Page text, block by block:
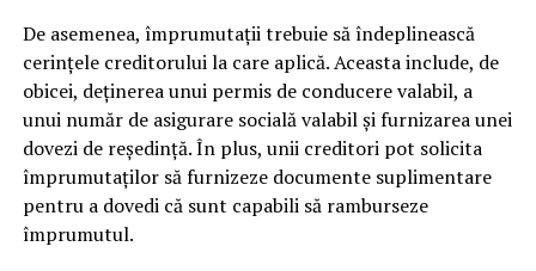
De asemenea, împrumutații trebuie să îndeplinească
cerințele creditorului la care aplică. Aceasta include, de
obicei, deținerea unui permis de conducere valabil, a
unui număr de asigurare socială valabil și furnizarea unei
dovezi de reședință. În plus, unii creditori pot solicita
împrumutaților să furnizeze documente suplimentare
pentru a dovedi că sunt capabili să ramburseze
împrumutul.